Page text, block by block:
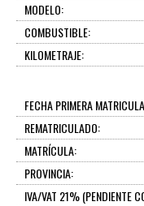
MODELO:
COMBUSTIBLE:
KILOMETRAJE:
FECHA PRIMERA
REMATRICULADO:
MATRÍCULA:
PROVINCIA:
IVA/VAT 21% (PENDIENTE